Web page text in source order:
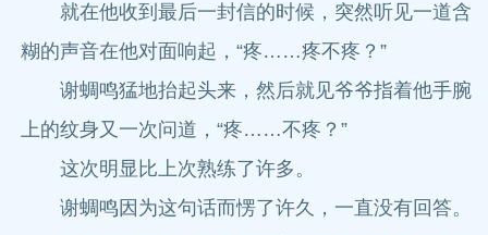
就在他收到最后一封信的时候，突然听见一道含
糊的声音在他对面响起，“疼……疼不疼？”
谢蜩鸣猛地抬起头来，然后就见爷爷指着他手腕
上的纹身又一次问道，“疼……不疼？”
这次明显比上次熟练了许多。
谢蜩鸣因为这句话而愣了许久，一直没有回答。